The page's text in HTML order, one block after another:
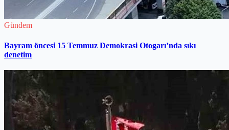
Gündem
Bayram öncesi 15 Temmuz Demokrasi Otogarı’nda sıkı
denetim